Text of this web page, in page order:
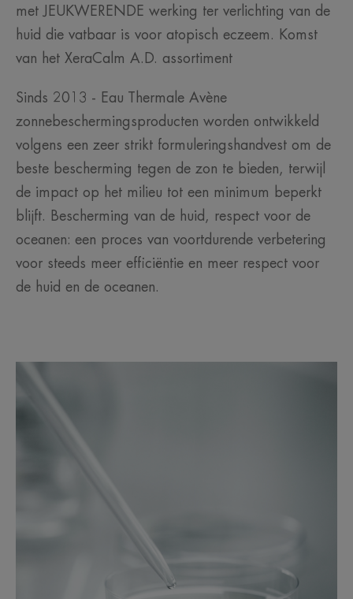
met JEUKWERENDE werking ter verlichting van de
huid die vatbaar is voor atopisch eczeem. Komst
van het XeraCalm A.D. assortiment
Sinds 2013 - Eau Thermale Avène
zonnebeschermingsproducten worden ontwikkeld
volgens een zeer strikt formuleringshandvest om de
beste bescherming tegen de zon te bieden, terwijl
de impact op het milieu tot een minimum beperkt
blijft. Bescherming van de huid, respect voor de
oceanen: een proces van voortdurende verbetering
voor steeds meer efficiëntie en meer respect voor
de huid en de oceanen.